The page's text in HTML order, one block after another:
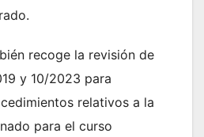
recoge la revisión de
y 10/2023 para
relativos a la
para el curso